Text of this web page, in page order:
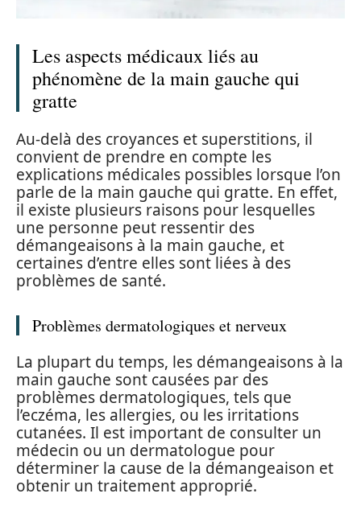
Les aspects médicaux liés au
phénomène de la main gauche qui
gratte
Au-delà des croyances et superstitions, il
convient de prendre en compte les
explications médicales possibles lorsque l’on
parle de la main gauche qui gratte. En effet,
il existe plusieurs raisons pour lesquelles
une personne peut ressentir des
démangeaisons à la main gauche, et
certaines d’entre elles sont liées à des
problèmes de santé.
Problèmes dermatologiques et nerveux
La plupart du temps, les démangeaisons à la
main gauche sont causées par des
problèmes dermatologiques, tels que
l’eczéma, les allergies, ou les irritations
cutanées. Il est important de consulter un
médecin ou un dermatologue pour
déterminer la cause de la démangeaison et
obtenir un traitement approprié.